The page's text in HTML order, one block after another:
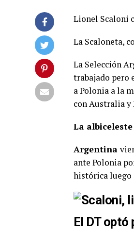
Lionel Scaloni
La Scaloneta,
La Selección
trabajado pero
a Polonia a la
con Australia y
La
Argentina
ante Polonia
histórica luego
El DT